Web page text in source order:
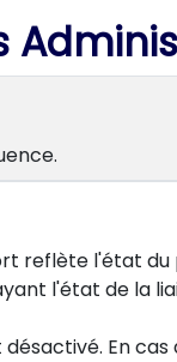
l'état
l'état de la
En